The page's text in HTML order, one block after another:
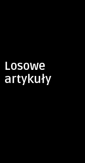
Losowe
artykuły